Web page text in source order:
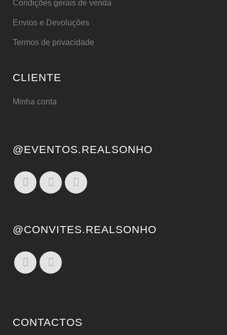
Condições gerais de venda
Envios e Devoluções
Termos de privacidade
CLIENTE
Minha conta
@EVENTOS.REALSONHO
@CONVITES.REALSONHO
CONTACTOS